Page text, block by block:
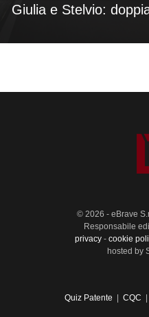
Giulia e Stelvio:
© 2026 - eBrave
Responsabile
privacy- cookie
hosted by
Quiz Patente | CQC |